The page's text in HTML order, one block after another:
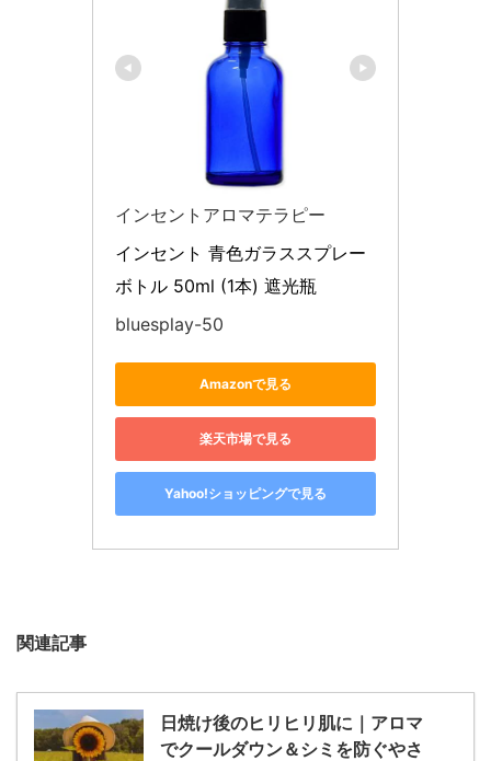
インセントアロマテラピー
インセント 青色ガラススプレー
ボトル 50ml (1本) 遮光瓶
bluesplay-50
Amazonで見る
楽天市場で見る
Yahoo!ショッピングで見る
関連記事
日焼け後のヒリヒリ肌に｜アロマ
でクールダウン＆シミを防ぐやさ